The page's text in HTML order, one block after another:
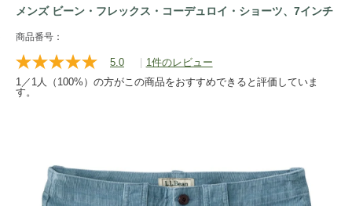
メンズ ビーン・フレックス・コーデュロイ・ショーツ、7インチ
https://www.llbean.co.jp/mens/bottoms/short-
bottoms/g/P129251.html
商品番号：
5.0
レ
ビ
ペ
ー
| 1件のレビュー
1／1人（100%）の方がこの商品をおすすめできると評価していま
す。